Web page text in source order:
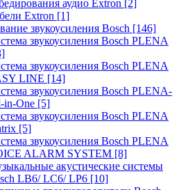
аудио Extron [2]
Extron [1]
звукоусиления Bosch [146]
звукоусиления Bosch PLENA
звукоусиления Bosch PLENA
LINE [14]
звукоусиления Bosch PLENA-
in-One [5]
звукоусиления Bosch PLENA
[5]
звукоусиления Bosch PLENA
ALARM SYSTEM [8]
акустические системы
LB6/ LC6/ LP6 [10]